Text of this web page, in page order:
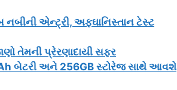
નબીની એન્ટ્રી, અફઘાનિસ્તાન ટેસ્ટ
તેમની પ્રેરણાદાયી સફર
બેટરી અને 256GB સ્ટોરેજ સાથે આવશે